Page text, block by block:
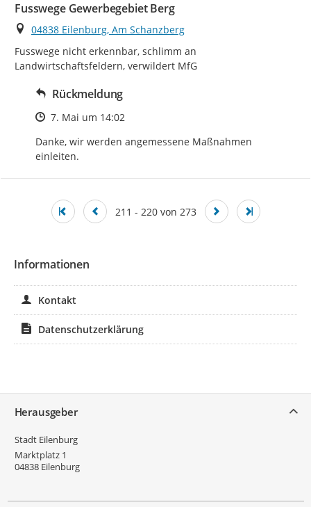
Fusswege Gewerbegebiet Berg
Ort
04838 Eilenburg, Am Schanzberg
Fusswege nicht erkennbar, schlimm an
Landwirtschaftsfeldern, verwildert MfG
Rückmeldung
Zeitpunkt des Erstellens
7. Mai um 14:02
Danke, wir werden angemessene Maßnahmen
einleiten.
211 - 220 von 273
Informationen
Kontakt
Datenschutzerklärung
Herausgeber
Stadt Eilenburg
Marktplatz 1
04838 Eilenburg